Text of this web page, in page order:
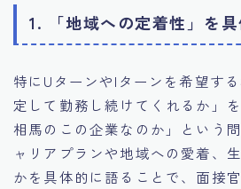
1. 「地域への定着性」を具
特にUターンやIターンを希望す
定して勤務し続けてくれるか」
相馬のこの企業なのか」という
ャリアプランや地域への愛着、
かを具体的に語ることで、面接